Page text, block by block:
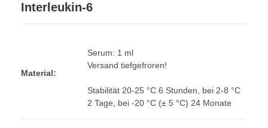
Interleukin-6
Material:
Serum: 1 ml
Versand tiefgefroren!
Stabilität 20‑25 °C 6 Stunden, bei 2‑8 °C
2 Tage, bei ‑20 °C (± 5 °C) 24 Monate